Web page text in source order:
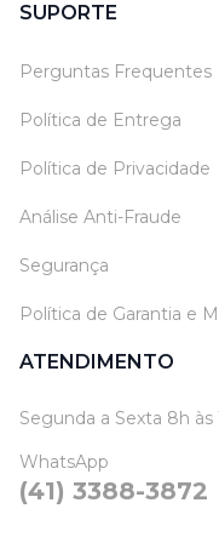
SUPORTE
Perguntas Frequentes
Política de Entrega
Política de Privacidade
Análise Anti-Fraude
Segurança
Política de Garantia e
ATENDIMENTO
Segunda a Sexta 8h às
WhatsApp
(41) 3388-3872